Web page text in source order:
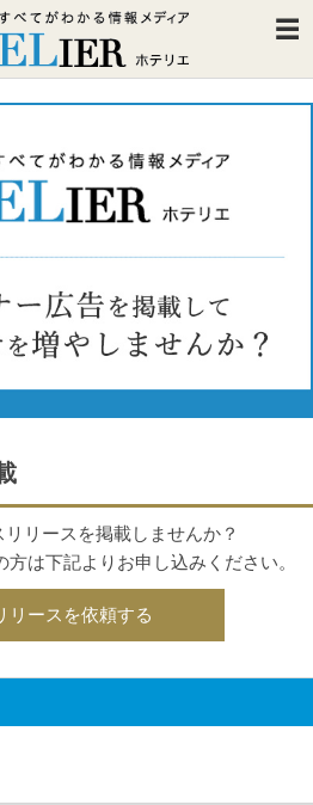
リリースを掲載しませんか？
は下記よりお申し込みください。
リースを依頼する